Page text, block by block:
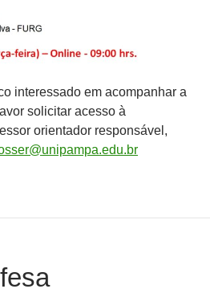
interessado em acompanhar a
solicitar acesso à
orientador responsável,